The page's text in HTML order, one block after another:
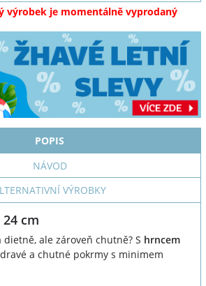
výrobek je momentálně vyprodaný
POPIS
NÁVOD
VÝROBKY
24 cm
ale zároveň chutně? S hrncem
a chutné pokrmy s minimem